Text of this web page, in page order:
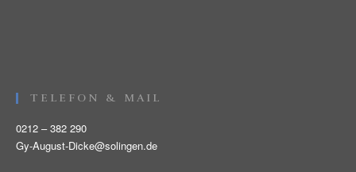
TELEFON & MAIL
0212 – 382 290
Gy-August-Dicke@solingen.de